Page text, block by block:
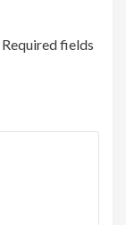
Required fields